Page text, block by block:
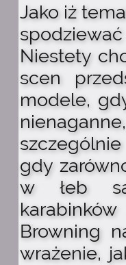
Jako iż
Niestety
scen
modele,
gdy
w łeb
Browning
wrażenie,